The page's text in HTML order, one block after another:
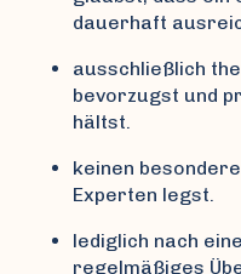
dauerhaft
ausschließlich
bevorzugst und
hältst.
keinen
Experten legst.
lediglich nach
regelmäßiges